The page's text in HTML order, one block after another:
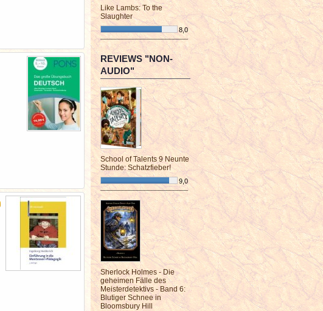
Like Lambs: To the
Slaughter
8,0
¯¯¯¯¯¯¯¯¯¯¯¯¯¯¯¯¯¯¯¯¯¯¯¯
REVIEWS "NON-
AUDIO"
School of Talents 9 Neunte
Stunde: Schatzfieber!
9,0
¯¯¯¯¯¯¯¯¯¯¯¯¯¯¯¯¯¯¯¯¯¯¯¯
Sherlock Holmes - Die
geheimen Fälle des
Meisterdetektivs - Band 6:
Blutiger Schnee in
Bloomsbury Hill